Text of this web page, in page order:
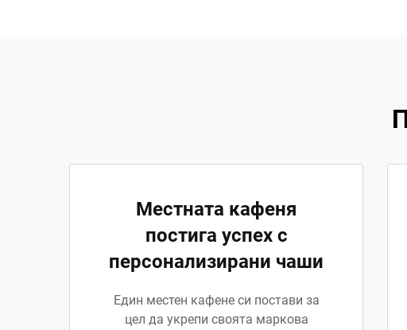
Местната кафеня
постига успех с
персонализирани чаши
Един местен кафене си постави за
цел да укрепи своята маркова